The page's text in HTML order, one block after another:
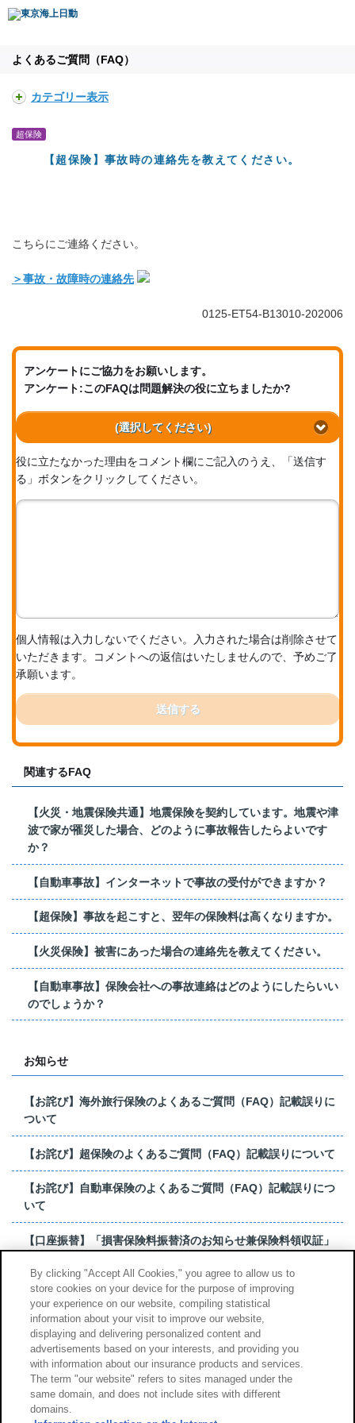
よくあるご質問（FAQ）
カテゴリー表示
超保険
【超保険】事故時の連絡先を教えてください。
こちらにご連絡ください。
＞事故・故障時の連絡先
0125-ET54-B13010-202006
アンケートにご協力をお願いします。
アンケート:このFAQは問題解決の役に立ちましたか?
(選択してください)
役に立たなかった理由をコメント欄にご記入のうえ、「送信す
る」ボタンをクリックしてください。
個人情報は入力しないでください。入力された場合は削除させて
いただきます。コメントへの返信はいたしませんので、予めご了
承願います。
送信する
関連するFAQ
【火災・地震保険共通】地震保険を契約しています。地震や津
波で家が罹災した場合、どのように事故報告したらよいです
か？
【自動車事故】インターネットで事故の受付ができますか？
【超保険】事故を起こすと、翌年の保険料は高くなりますか。
【火災保険】被害にあった場合の連絡先を教えてください。
【自動車事故】保険会社への事故連絡はどのようにしたらいい
のでしょうか？
お知らせ
【お詫び】海外旅行保険のよくあるご質問（FAQ）記載誤りに
ついて
【お詫び】超保険のよくあるご質問（FAQ）記載誤りについて
【お詫び】自動車保険のよくあるご質問（FAQ）記載誤りにつ
いて
【口座振替】「損害保険料振替済のお知らせ兼保険料領収証」
【お詫び】超保険のよくあるご質問（FAQ）記載誤りについて
もっと見る
サイトのご利用について
勧誘方針
By clicking "Accept All Cookies," you agree to allow us to
store cookies on your device for the purpose of improving
your experience on our website, compiling statistical
information about your visit to improve our website,
displaying and delivering personalized content and
advertisements based on your interests, and providing you
with information about our insurance products and services.
The term "our website" refers to sites managed under the
same domain, and does not include sites with different
domains.